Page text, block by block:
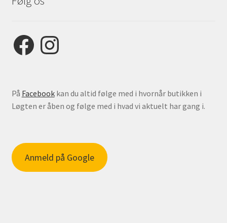
FacebookInstagram
På Facebookkan du altid følge med i hvornår butikken i
Løgten er åben og følge med i hvad vi aktuelt har gang i.
Anmeld på Google